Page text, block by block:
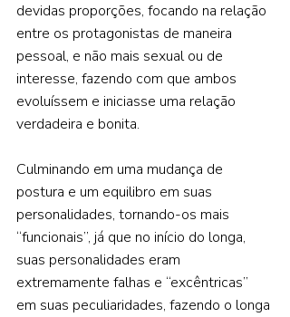
devidas proporções, focando na relação
entre os protagonistas de maneira
pessoal, e não mais sexual ou de
interesse, fazendo com que ambos
evoluíssem e iniciasse uma relação
verdadeira e bonita.
Culminando em uma mudança de
postura e um equilibro em suas
personalidades, tornando-os mais
“funcionais”, já que no início do longa,
suas personalidades eram
extremamente falhas e “excêntricas”
em suas peculiaridades, fazendo o longa